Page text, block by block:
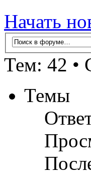
Начать
Тем: 42 •
Темы